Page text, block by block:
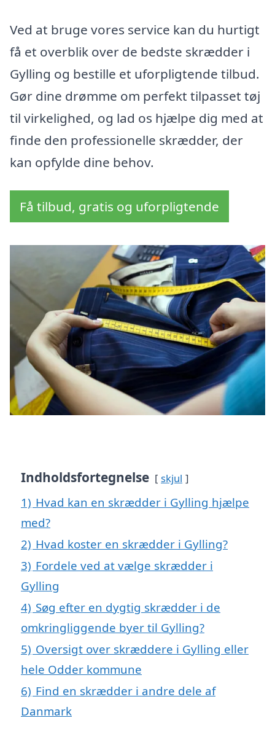
Ved at bruge vores service kan du hurtigt
få et overblik over de bedste skrædder i
Gylling og bestille et uforpligtende tilbud.
Gør dine drømme om perfekt tilpasset tøj
til virkelighed, og lad os hjælpe dig med at
finde den professionelle skrædder, der
kan opfylde dine behov.
Få tilbud, gratis og uforpligtende
Indholdsfortegnelse skjul
1) Hvad kan en skrædder i Gylling hjælpe
med?
2) Hvad koster en skrædder i Gylling?
3) Fordele ved at vælge skrædder i
Gylling
4) Søg efter en dygtig skrædder i de
omkringliggende byer til Gylling?
5) Oversigt over skræddere i Gylling eller
hele Odder kommune
6) Find en skrædder i andre dele af
Danmark